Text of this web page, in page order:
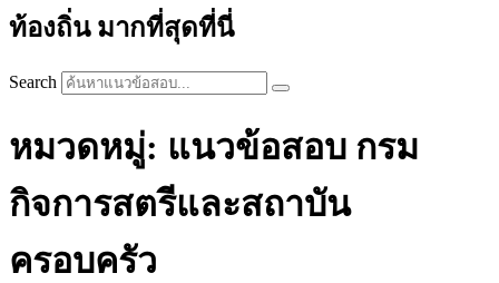
ท้องถิ่น มากที่สุดที่นี่
Search
หมวดหมู่: แนวข้อสอบ กรม
กิจการสตรีและสถาบัน
ครอบครัว